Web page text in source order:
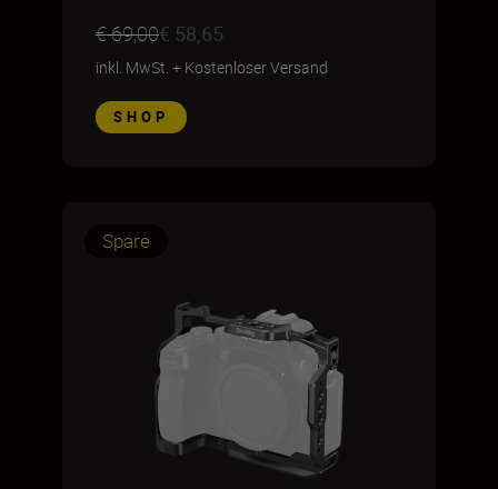
€ 69,00€ 58,65
inkl. MwSt. + Kostenloser Versand
SHOP
Spare